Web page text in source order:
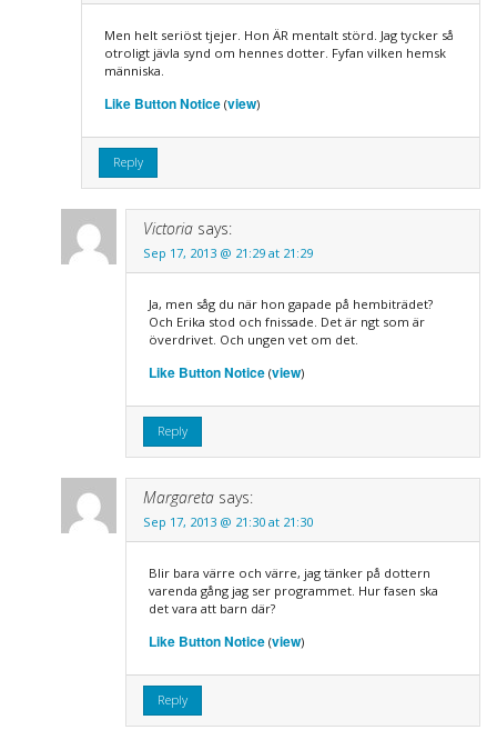
Men helt seriöst tjejer. Hon ÄR mentalt störd. Jag tycker så
otroligt jävla synd om hennes dotter. Fyfan vilken hemsk
människa.
Like Button Notice(view)
Reply
Victoria says:
Sep 17, 2013 @ 21:29 at 21:29
Ja, men såg du när hon gapade på hembiträdet?
Och Erika stod och fnissade. Det är ngt som är
överdrivet. Och ungen vet om det.
Like Button Notice(view)
Reply
Margareta says:
Sep 17, 2013 @ 21:30 at 21:30
Blir bara värre och värre, jag tänker på dottern
varenda gång jag ser programmet. Hur fasen ska
det vara att barn där?
Like Button Notice(view)
Reply